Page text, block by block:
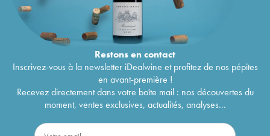
Restons encontact
Inscrivez-vous à la newsletter iDealwine et profitez de nos pépites
en avant-première !
Recevez directement dans votre boîte mail : nos découvertes du
moment, ventes exclusives, actualités, analyses...